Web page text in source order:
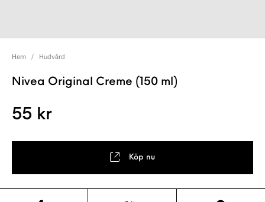
Hem / Hudvård
Nivea Original Creme (150 ml)
55 kr
Köp nu